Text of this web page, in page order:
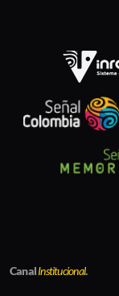
CanalInstitucional.